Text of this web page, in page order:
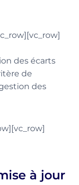
des écarts
de
des
à jour